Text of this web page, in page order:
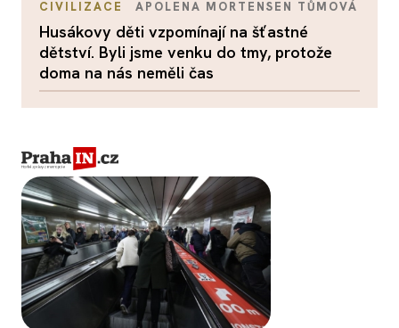
CIVILIZACE APOLENA MORTENSEN TŮMOVÁ
Husákovy děti vzpomínají na šťastné
dětství. Byli jsme venku do tmy, protože
doma na nás neměli čas